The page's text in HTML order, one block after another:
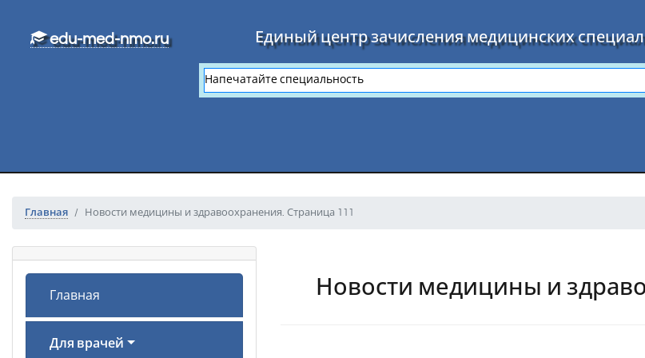
edu-med-nmo.ru Единый центр зачисления медицинских
Главная Новости медицины и здравоохранения. Страница 111
Главная
Для врачей
Новости медицины и